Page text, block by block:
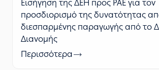
Εισήγηση της ΔΕΗ προς ΡΑΕ για τον
προσδιορισμό της δυνατότητας
διεσπαρμένης παραγωγής από το
Διανομής
Περισσότερα